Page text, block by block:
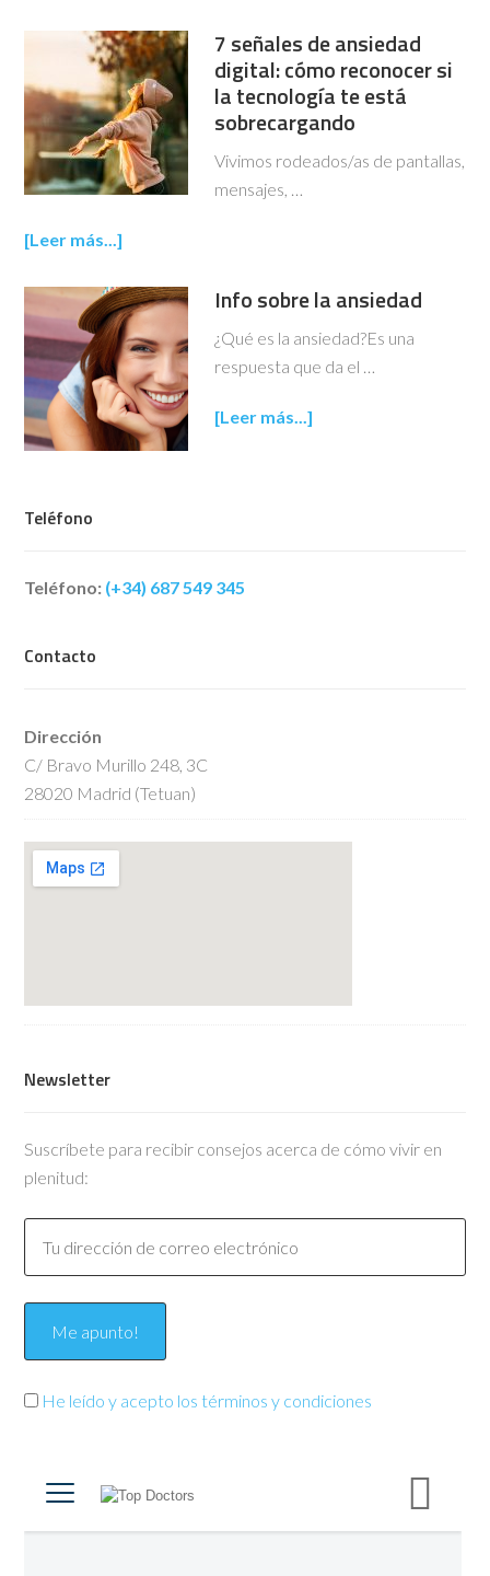
7 señales de ansiedad
digital: cómo reconocer si
la tecnología te está
sobrecargando
Vivimos rodeados/as de pantallas,
mensajes, …
[Leer más...]
Info sobre la ansiedad
¿Qué es la ansiedad?Es una
respuesta que da el …
[Leer más...]
Teléfono
Teléfono: (+34) 687 549 345
Contacto
Dirección
C/ Bravo Murillo 248, 3C
28020 Madrid (Tetuan)
Newsletter
Suscríbete para recibir consejos acerca de cómo vivir en
plenitud:
He leído y acepto los términos y condiciones